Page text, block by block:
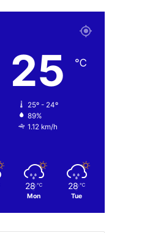
25 ℃
25º - 24º
89%
1.12 km/h
28 ℃
Mon
28 ℃
Tue